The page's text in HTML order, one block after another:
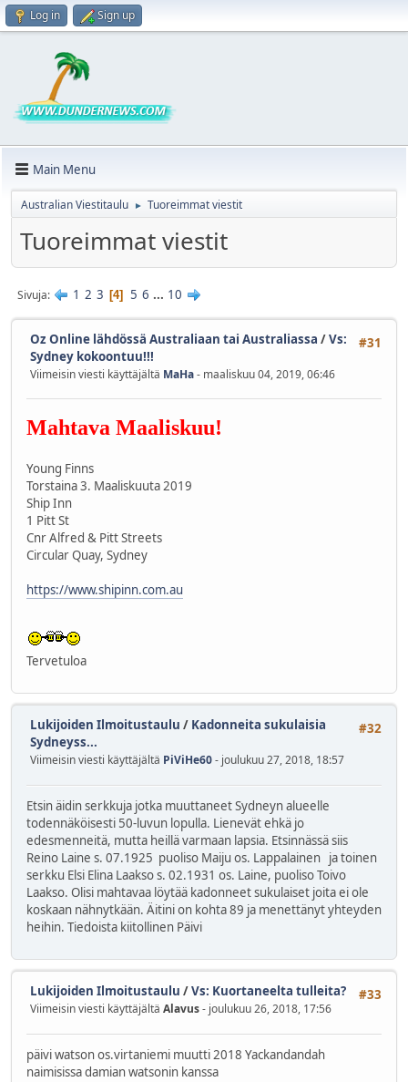
Log in Sign up
Main Menu
Australian Viestitaulu ► Tuoreimmat viestit
Tuoreimmat viestit
Sivuja 1 2 3 4 5 6 ... 10
#31
Oz Online lähdössä Australiaan tai Australiassa /Vs:
Sydney kokoontuu!!!
Viimeisin viesti käyttäjältä MaHa- maaliskuu 04, 2019, 06:46
Mahtava Maaliskuu!
Young Finns
Torstaina 3. Maaliskuuta 2019
Ship Inn
1 Pitt St
Cnr Alfred & Pitt Streets
Circular Quay, Sydney
https://www.shipinn.com.au
Tervetuloa
#32
Lukijoiden Ilmoitustaulu / Kadonneita sukulaisia
Sydneyss...
Viimeisin viesti käyttäjältä PiViHe60- joulukuu 27, 2018, 18:57
Etsin äidin serkkuja jotka muuttaneet Sydneyn alueelle
todennäköisesti 50-luvun lopulla. Lienevät ehkä jo
edesmenneitä, mutta heillä varmaan lapsia. Etsinnässä siis
Reino Laine s. 07.1925 puoliso Maiju os. Lappalainen ja toinen
serkku Elsi Elina Laakso s. 02.1931 os. Laine, puoliso Toivo
Laakso. Olisi mahtavaa löytää kadonneet sukulaiset joita ei ole
koskaan nähnytkään. Äitini on kohta 89 ja menettänyt yhteyden
heihin. Tiedoista kiitollinen Päivi
#33
Lukijoiden Ilmoitustaulu /Vs: Kuortaneelta tulleita?
Viimeisin viesti käyttäjältä Alavus- joulukuu 26, 2018, 17:56
päivi watson os.virtaniemi muutti 2018 Yackandandah
naimisissa damian watsonin kanssa